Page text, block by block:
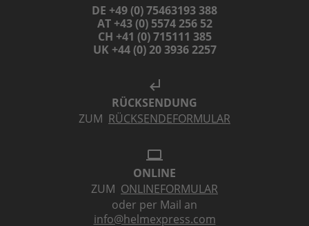
DE +49 (0) 75463193 388
AT +43 (0) 5574 256 52
CH +41 (0) 715111 385
UK +44 (0) 20 3936 2257
subdirectory_arrow_left
RÜCKSENDUNG
ZUM RÜCKSENDEFORMULAR
laptop
ONLINE
ZUM ONLINEFORMULAR
oder per Mail an
info@helmexpress.com